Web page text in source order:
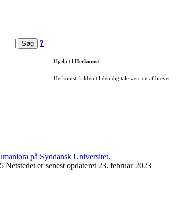
?
Hjælp til Herkomst:
Herkomst: kilden til den digitale version af brevet.
Netstedet er senest opdateret 23. februar 2023